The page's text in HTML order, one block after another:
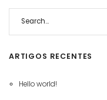
ARTIGOS RECENTES
Hello world!